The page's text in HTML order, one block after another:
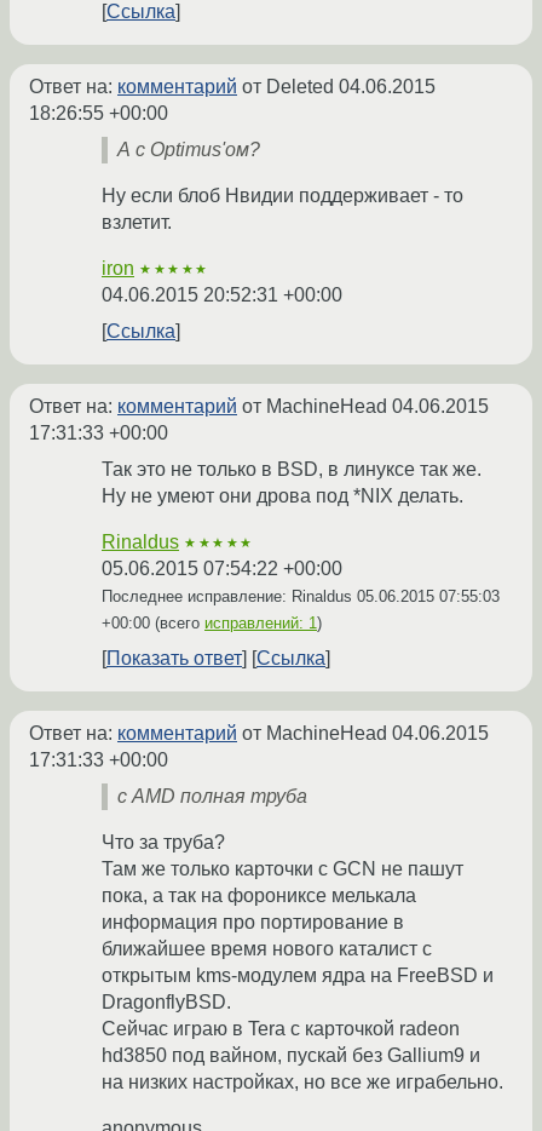
Ссылка
Ответ на: комментарий от Deleted 04.06.2015
18:26:55 +00:00
А с Optimus'ом?
Ну если блоб Нвидии поддерживает - то
взлетит.
iron ★★★★★
04.06.2015 20:52:31 +00:00
Ссылка
Ответ на: комментарий от MachineHead 04.06.2015
17:31:33 +00:00
Так это не только в BSD, в линуксе так же.
Ну не умеют они дрова под *NIX делать.
Rinaldus ★★★★★
05.06.2015 07:54:22 +00:00
Последнее исправление: Rinaldus 05.06.2015 07:55:03
+00:00 (всего исправлений: 1)
Показать ответ Ссылка
Ответ на: комментарий от MachineHead 04.06.2015
17:31:33 +00:00
с AMD полная труба
Что за труба?
Там же только карточки c GCN не пашут
пока, а так на форониксе мелькала
информация про портирование в
ближайшее время нового каталист с
открытым kms-модулем ядра на FreeBSD и
DragonflyBSD.
Сейчас играю в Tera с карточкой radeon
hd3850 под вайном, пускай без Gallium9 и
на низких настройках, но все же играбельно.